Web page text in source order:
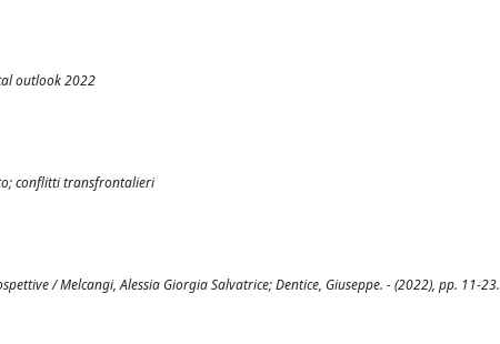
outlook 2022
conflitti transfrontalieri
/ Melcangi, Alessia Giorgia Salvatrice; Dentice, Giuseppe. - (2022), pp. 11-23.